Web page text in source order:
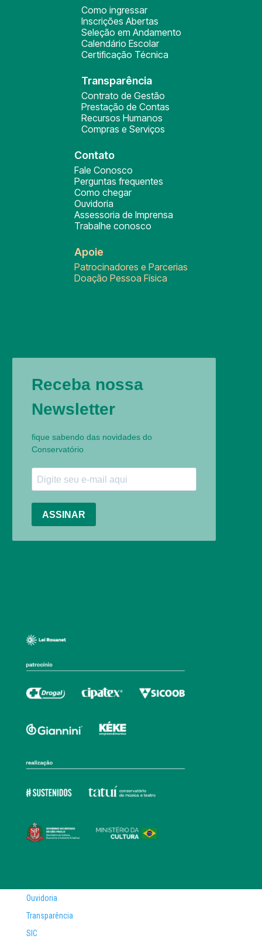
Como ingressar
Inscrições Abertas
Seleção em Andamento
Calendário Escolar
Certificação Técnica
Transparência
Contrato de Gestão
Prestação de Contas
Recursos Humanos
Compras e Serviços
Contato
Fale Conosco
Perguntas frequentes
Como chegar
Ouvidoria
Assessoria de Imprensa
Trabalhe conosco
Apoie
Patrocinadores e Parcerias
Doação Pessoa Física
Ouvidoria
Transparência
SIC